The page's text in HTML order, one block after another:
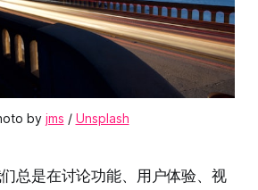
by jms / Unsplash
总是在讨论功能、用户体验、视